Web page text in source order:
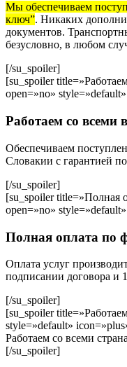
Мы обеспечиваем
ключ”. Никаких
документов.
безусловно, в любом
[/su_spoiler]
[su_spoiler
open=»no»
Работаем со всеми
Обеспечиваем
Словакии с гарантией
[/su_spoiler]
[su_spoiler title=»Полная
open=»no»
Полная оплата по
Оплата услуг
подписании договора и
[/su_spoiler]
[su_spoiler
style=»default»
Работаем со всеми
[/su_spoiler]